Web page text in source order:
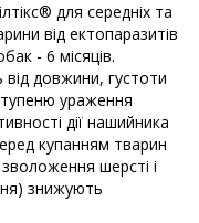
для середніх та
від ектопаразитів
- 6 місяців.
від довжини, густоти
ураження
дії нашийника
купанням тварин
шерсті і
знижують